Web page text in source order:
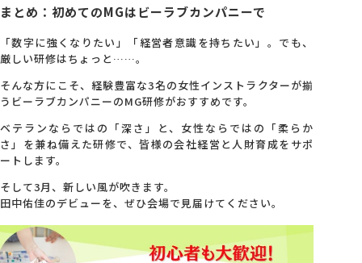
まとめ：初めてのMGはビーラブカンパニーで
「数字に強くなりたい」「経営者意識を持ちたい」。でも、
厳しい研修はちょっと……。
そんな方にこそ、経験豊富な3名の女性インストラクターが揃
うビーラブカンパニーのMG研修がおすすめです。
ベテランならではの「深さ」と、女性ならではの「柔らか
さ」を兼ね備えた研修で、皆様の会社経営と人財育成をサポ
ートします。
そして3月、新しい風が吹きます。
田中佑佳のデビューを、ぜひ会場で見届けてください。